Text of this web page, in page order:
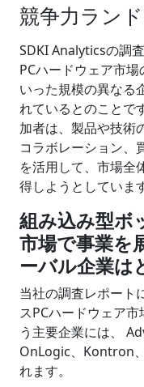
競争力ラン
SDKI Analyticsの調
PCハードウェア市
いった規模の異なる
れているとのことで
加者は、製品や技術
コラボレーション、
を活用して、市場全
得しようとしています
組み込み型ボ
市場で事業を
ーバル企業は
当社の調査レポート
スPCハードウェア
う主要企業には、
OnLogic、Kontron
れます。